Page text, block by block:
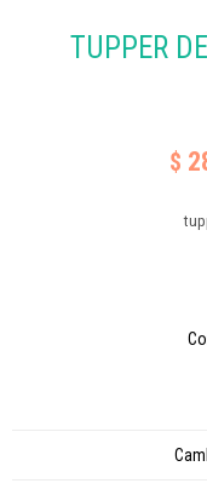
TUPPER
$